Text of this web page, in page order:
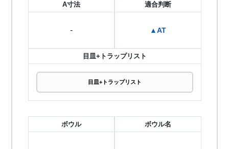
A寸法
-
適合判断
▲AT
目皿+トラップリスト
目皿+トラップリスト
ボウル ボウル名